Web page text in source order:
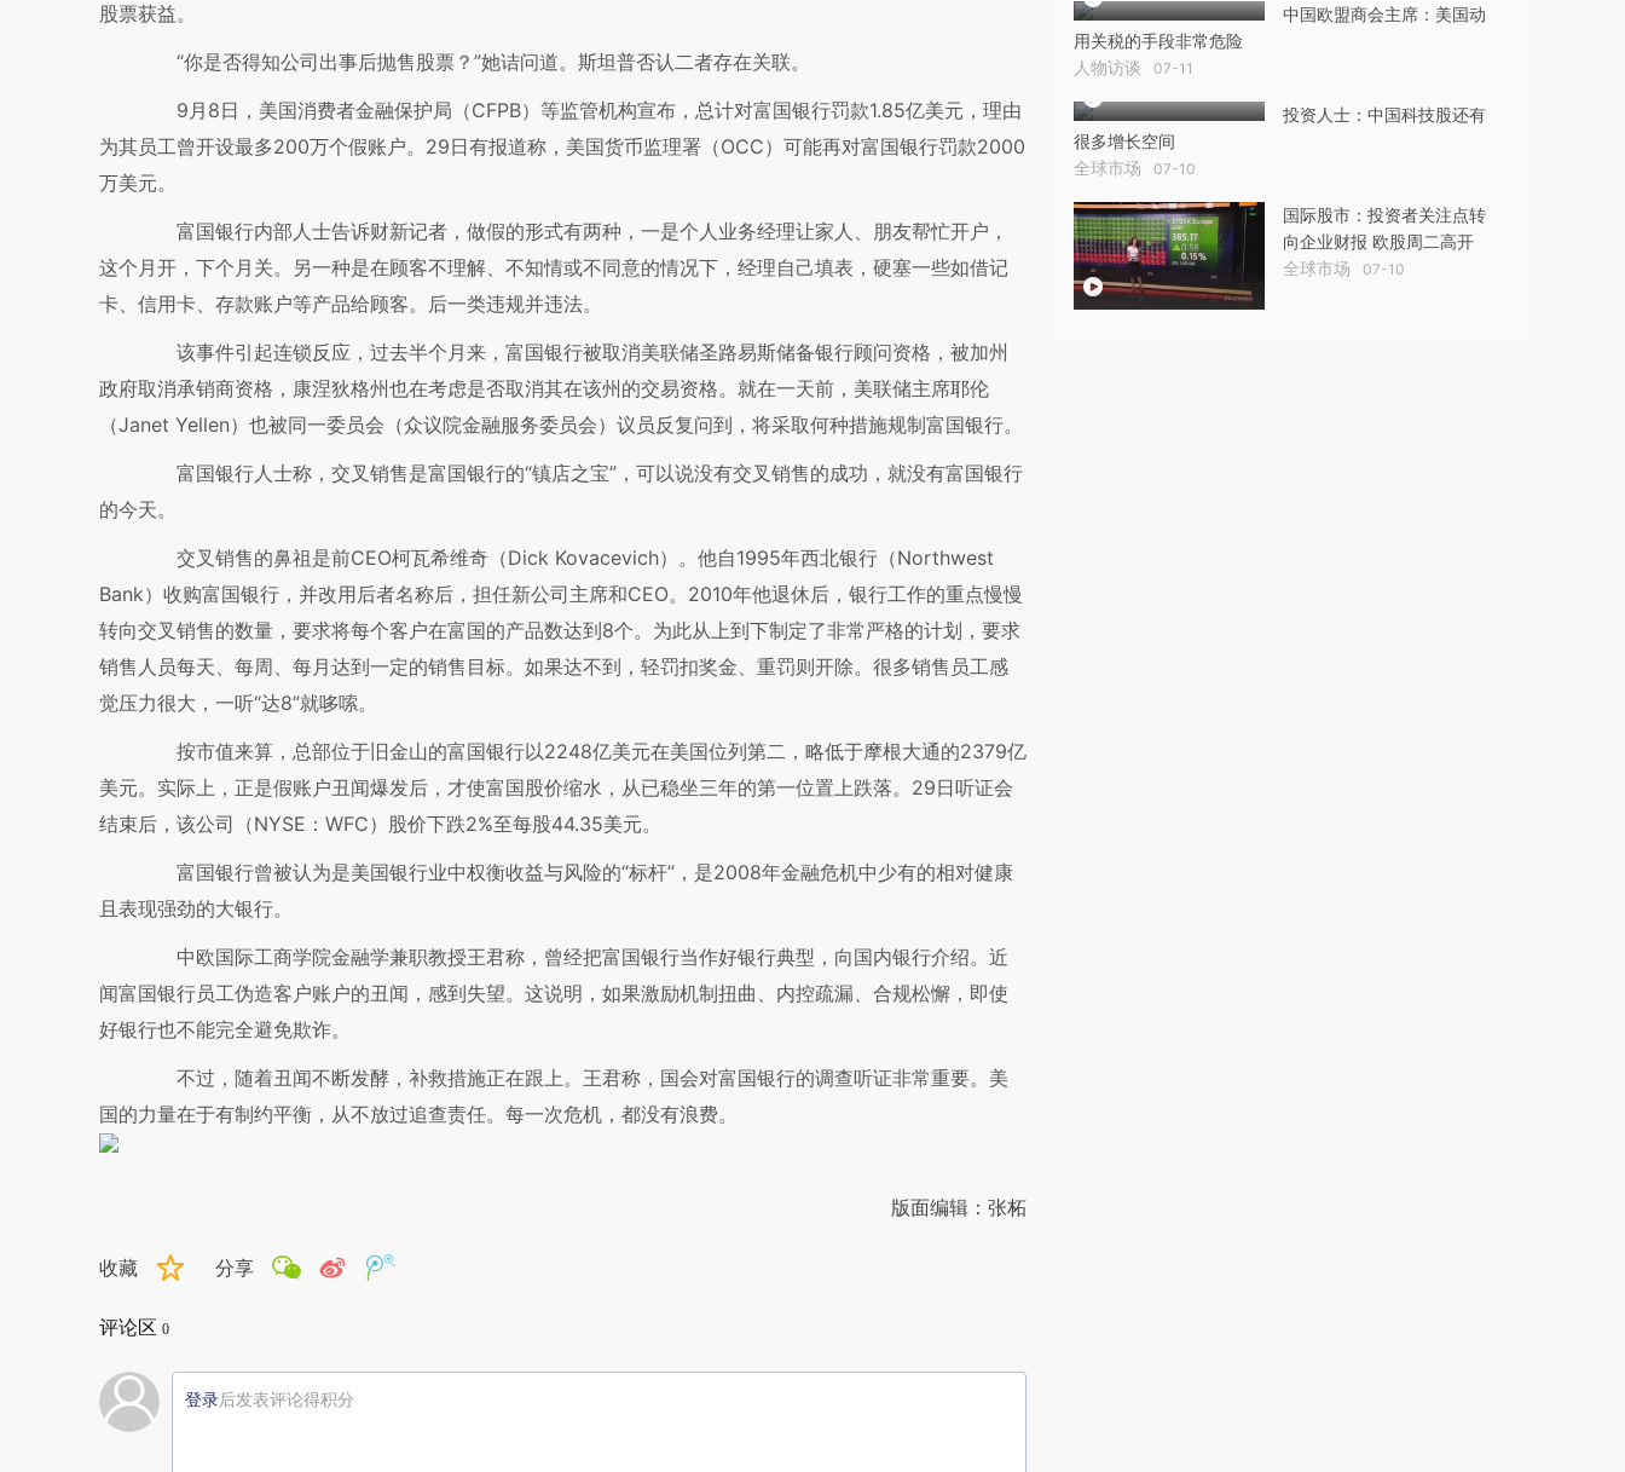
股票获益。
“你是否得知公司出事后抛售股票？”她诘问道。斯坦普否认二者存在关联。
9月8日，美国消费者金融保护局（CFPB）等监管机构宣布，总计对富国银行罚款1.85亿美元，理由
为其员工曾开设最多200万个假账户。29日有报道称，美国货币监理署（OCC）可能再对富国银行罚款2000
万美元。
富国银行内部人士告诉财新记者，做假的形式有两种，一是个人业务经理让家人、朋友帮忙开户，
这个月开，下个月关。另一种是在顾客不理解、不知情或不同意的情况下，经理自己填表，硬塞一些如借记
卡、信用卡、存款账户等产品给顾客。后一类违规并违法。
该事件引起连锁反应，过去半个月来，富国银行被取消美联储圣路易斯储备银行顾问资格，被加州
政府取消承销商资格，康涅狄格州也在考虑是否取消其在该州的交易资格。就在一天前，美联储主席耶伦
（Janet Yellen）也被同一委员会（众议院金融服务委员会）议员反复问到，将采取何种措施规制富国银行。
富国银行人士称，交叉销售是富国银行的“镇店之宝”，可以说没有交叉销售的成功，就没有富国银行
的今天。
交叉销售的鼻祖是前CEO柯瓦希维奇（Dick Kovacevich）。他自1995年西北银行（Northwest
Bank）收购富国银行，并改用后者名称后，担任新公司主席和CEO。2010年他退休后，银行工作的重点慢慢
转向交叉销售的数量，要求将每个客户在富国的产品数达到8个。为此从上到下制定了非常严格的计划，要求
销售人员每天、每周、每月达到一定的销售目标。如果达不到，轻罚扣奖金、重罚则开除。很多销售员工感
觉压力很大，一听“达8”就哆嗦。
按市值来算，总部位于旧金山的富国银行以2248亿美元在美国位列第二，略低于摩根大通的2379亿
美元。实际上，正是假账户丑闻爆发后，才使富国股价缩水，从已稳坐三年的第一位置上跌落。29日听证会
结束后，该公司（NYSE：WFC）股价下跌2%至每股44.35美元。
富国银行曾被认为是美国银行业中权衡收益与风险的“标杆”，是2008年金融危机中少有的相对健康
且表现强劲的大银行。
中欧国际工商学院金融学兼职教授王君称，曾经把富国银行当作好银行典型，向国内银行介绍。近
闻富国银行员工伪造客户账户的丑闻，感到失望。这说明，如果激励机制扭曲、内控疏漏、合规松懈，即使
好银行也不能完全避免欺诈。
不过，随着丑闻不断发酵，补救措施正在跟上。王君称，国会对富国银行的调查听证非常重要。美
国的力量在于有制约平衡，从不放过追查责任。每一次危机，都没有浪费。
版面编辑：张柘
收藏 分享
评论区 0
登录后发表评论得积分
中国欧盟商会主席：美国动
用关税的手段非常危险
人物访谈 07-11
投资人士：中国科技股还有
很多增长空间
全球市场 07-10
国际股市：投资者关注点转
向企业财报 欧股周二高开
全球市场 07-10